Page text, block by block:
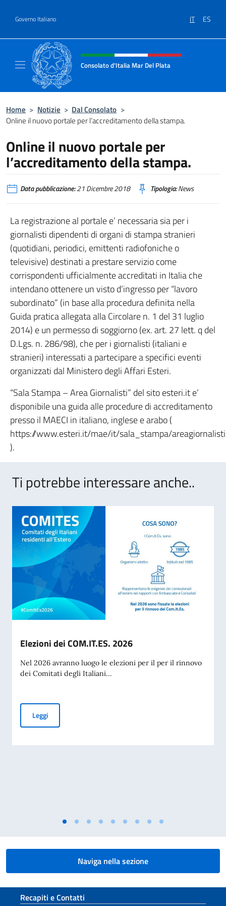
Governo Italiano IT ES
Intestazione sito, social e menù
Consolato d'Italia Mar Del Plata
Home > Notizie > Dal Consolato >
Online il nuovo portale per l’accreditamento della stampa.
Online il nuovo portale per
l’accreditamento della stampa.
Data pubblicazione:21 Dicembre 2018 Tipologia:News
La registrazione al portale e’ necessaria sia per i
giornalisti dipendenti di organi di stampa stranieri
(quotidiani, periodici, emittenti radiofoniche o
televisive) destinati a prestare servizio come
corrispondenti ufficialmente accreditati in Italia che
intendano ottenere un visto d’ingresso per “lavoro
subordinato” (in base alla procedura definita nella
Guida pratica allegata alla Circolare n. 1 del 31 luglio
2014) e un permesso di soggiorno (ex. art. 27 lett. q del
D.Lgs. n. 286/98), che per i giornalisti (italiani e
stranieri) interessati a partecipare a specifici eventi
organizzati dal Ministero degli Affari Esteri.
“Sala Stampa – Area Giornalisti” del sito esteri.it e’
disponibile una guida alle procedure di accreditamento
presso il MAECI in italiano, inglese e arabo (
https://www.esteri.it/mae/it/sala_stampa/
).
Ti potrebbe interessare anche..
Elezioni dei COM.IT.ES. 2026
Nel 2026 avranno luogo le elezioni per il per il rinnovo
dei Comitati degli Italiani...
LeggiElezioni dei COM.IT.ES. 2026
Naviga nella sezione
Sezione footer
Recapiti e Contatti